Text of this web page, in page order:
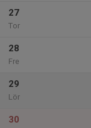
27
Tor
28
Fre
29
Lör
30